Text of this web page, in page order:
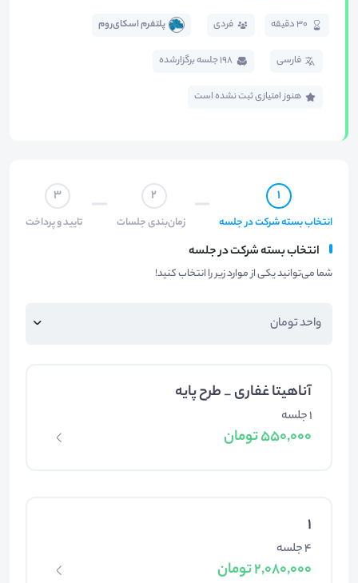
30 دقیقه فردی پلتفرم اسکای‌روم
فارسی 198 جلسه برگزار‌شده
هنوز امتیازی ثبت نشده است
1
انتخاب بسته شرکت در جلسه
2
زمان‌بندی جلسات
3
تایید و پرداخت
انتخاب بسته شرکت در جلسه
شما می‌توانید یکی از موارد زیر را انتخاب کنید!
آناهیتا غفاری _ طرح پایه
1 جلسه
550,000 تومان
1
4 جلسه
2,080,000 تومان